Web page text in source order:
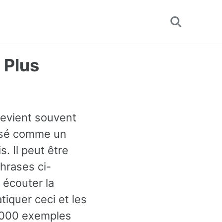
Toggle
souvent
comme un
Il peut être
ci-
la
ceci et les
exemples